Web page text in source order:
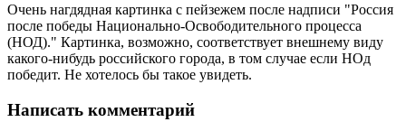
Очень нагдядная картинка с пейзежем после надписи "Россия
после победы Национально-Освободительного процесса
(НОД)." Картинка, возможно, соответствует внешнему виду
какого-нибудь российского города, в том случае если НОд
победит. Не хотелось бы такое увидеть.
Написать комментарий